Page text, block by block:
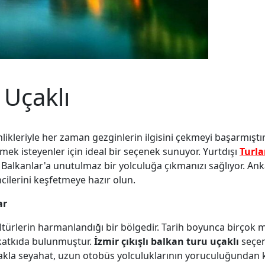
her zaman gezginlerin ilgisini çekmeyi
isteyenler için ideal bir seçenek sunuyor. Yurtdışı
unutulmaz bir yolculuğa çıkmanızı sağlıyor.
keşfetmeye hazır olun.
harmanlandığı bir bölgedir. Tarih boyunca birçok
bulunmuştur. İzmir çıkışlı balkan turu uçaklı
seyahat, uzun otobüs yolculuklarının yoruculuğundan